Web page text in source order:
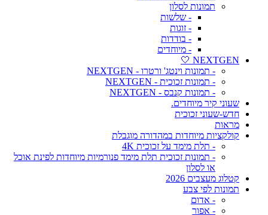
תמונות לסלון
- שלשות
- זוגות
- בודדות
- מיוחדים
NEXTGEN 🤍
- תמונות וינטג' ורטרו - NEXTGEN
- תמונות זכוכית - NEXTGEN
- תמונות קנבס - NEXTGEN
שעוני קיר מיוחדים.
חדש-שעוני זכוכית
מראות
קולקציות מיוחדות במהדורה מוגבלת
- תלת מימד על זכוכית 4K
- תמונות זכוכית תלת מימד פנורמיות מיוחדות לפינת אוכל
או לסלון
קטלוג מעצבים 2026
תמונות לפי צבע
- אדום
- אפור